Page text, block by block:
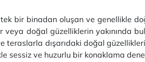
bir binadan oluşan ve genellikle
veya doğal güzelliklerin yakınında
dışarıdaki doğal
sessiz ve huzurlu bir konaklama